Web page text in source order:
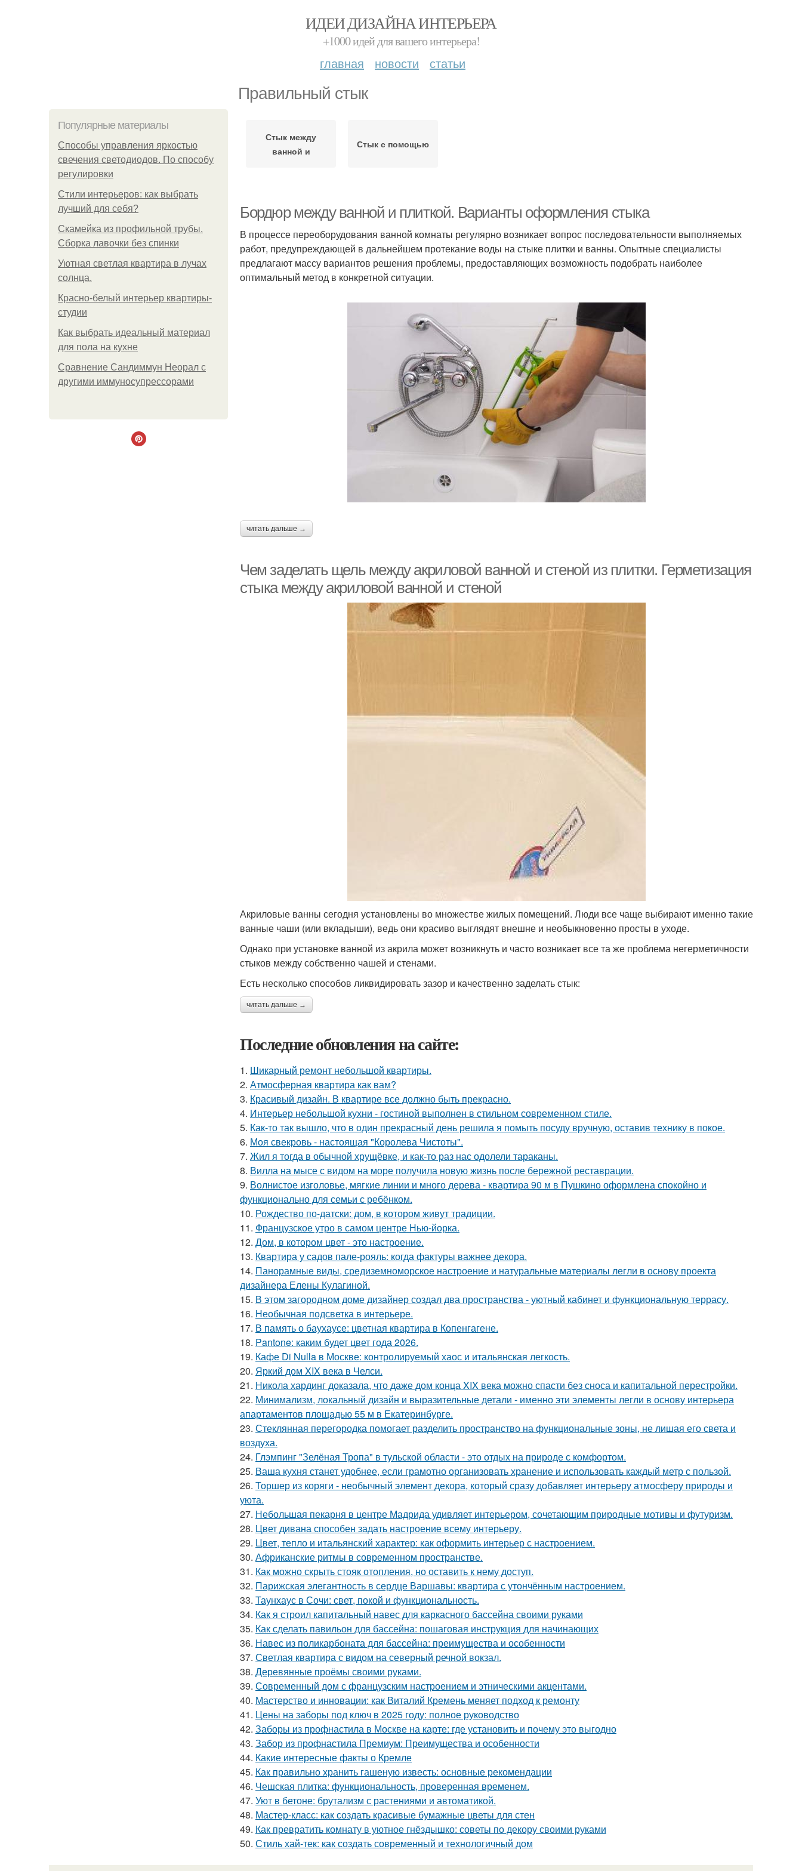
ИДЕИ ДИЗАЙНА ИНТЕРЬЕРА
+1000 идей для вашего интерьера!
главная новости статьи
Правильный стык
Популярные материалы
Способы управления яркостью
свечения светодиодов. По способу
регулировки
Стили интерьеров: как выбрать
лучший для себя?
Скамейка из профильной трубы.
Сборка лавочки без спинки
Уютная светлая квартира в лучах
солнца.
Красно-белый интерьер квартиры-
студии
Как выбрать идеальный материал
для пола на кухне
Сравнение Сандиммун Неорал с
другими иммуносупрессорами
Стык между
ванной и
Стык с помощью
Бордюр между ванной и плиткой. Варианты оформления стыка
В процессе переоборудования ванной комнаты регулярно возникает вопрос последовательности выполняемых
работ, предупреждающей в дальнейшем протекание воды на стыке плитки и ванны. Опытные специалисты
предлагают массу вариантов решения проблемы, предоставляющих возможность подобрать наиболее
оптимальный метод в конкретной ситуации.
читать дальше →
Чем заделать щель между акриловой ванной и стеной из плитки. Герметизация
стыка между акриловой ванной и стеной
Акриловые ванны сегодня установлены во множестве жилых помещений. Люди все чаще выбирают именно такие
ванные чаши (или вкладыши), ведь они красиво выглядят внешне и необыкновенно просты в уходе.
Однако при установке ванной из акрила может возникнуть и часто возникает все та же проблема негерметичности
стыков между собственно чашей и стенами.
Есть несколько способов ликвидировать зазор и качественно заделать стык:
читать дальше →
Последние обновления на сайте:
1. Шикарный ремонт небольшой квартиры.
2. Атмосферная квартира как вам?
3. Красивый дизайн. В квартире все должно быть прекрасно.
4. Интерьер небольшой кухни - гостиной выполнен в стильном современном стиле.
5. Как-то так вышло, что в один прекрасный день решила я помыть посуду вручную, оставив технику в покое.
6. Моя свекровь - настоящая "Королева Чистоты".
7. Жил я тогда в обычной хрущёвке, и как-то раз нас одолели тараканы.
8. Вилла на мысе с видом на море получила новую жизнь после бережной реставрации.
9. Волнистое изголовье, мягкие линии и много дерева - квартира 90 м в Пушкино оформлена спокойно и
функционально для семьи с ребёнком.
10. Рождество по-датски: дом, в котором живут традиции.
11. Французское утро в самом центре Нью-йорка.
12. Дом, в котором цвет - это настроение.
13. Квартира у садов пале-рояль: когда фактуры важнее декора.
14. Панорамные виды, средиземноморское настроение и натуральные материалы легли в основу проекта
дизайнера Елены Кулагиной.
15. В этом загородном доме дизайнер создал два пространства - уютный кабинет и функциональную террасу.
16. Необычная подсветка в интерьере.
17. В память о баухаусе: цветная квартира в Копенгагене.
18. Pantone: каким будет цвет года 2026.
19. Кафе Di Nulla в Москве: контролируемый хаос и итальянская легкость.
20. Яркий дом XIX века в Челси.
21. Никола хардинг доказала, что даже дом конца XIX века можно спасти без сноса и капитальной перестройки.
22. Минимализм, локальный дизайн и выразительные детали - именно эти элементы легли в основу интерьера
апартаментов площадью 55 м в Екатеринбурге.
23. Стеклянная перегородка помогает разделить пространство на функциональные зоны, не лишая его света и
воздуха.
24. Глэмпинг "Зелёная Тропа" в тульской области - это отдых на природе с комфортом.
25. Ваша кухня станет удобнее, если грамотно организовать хранение и использовать каждый метр с пользой.
26. Торшер из коряги - необычный элемент декора, который сразу добавляет интерьеру атмосферу природы и
уюта.
27. Небольшая пекарня в центре Мадрида удивляет интерьером, сочетающим природные мотивы и футуризм.
28. Цвет дивана способен задать настроение всему интерьеру.
29. Цвет, тепло и итальянский характер: как оформить интерьер с настроением.
30. Африканские ритмы в современном пространстве.
31. Как можно скрыть стояк отопления, но оставить к нему доступ.
32. Парижская элегантность в сердце Варшавы: квартира с утончённым настроением.
33. Таунхаус в Сочи: свет, покой и функциональность.
34. Как я строил капитальный навес для каркасного бассейна своими руками
35. Как сделать павильон для бассейна: пошаговая инструкция для начинающих
36. Навес из поликарбоната для бассейна: преимущества и особенности
37. Светлая квартира с видом на северный речной вокзал.
38. Деревянные проёмы своими руками.
39. Современный дом с французским настроением и этническими акцентами.
40. Мастерство и инновации: как Виталий Кремень меняет подход к ремонту
41. Цены на заборы под ключ в 2025 году: полное руководство
42. Заборы из профнастила в Москве на карте: где установить и почему это выгодно
43. Забор из профнастила Премиум: Преимущества и особенности
44. Какие интересные факты о Кремле
45. Как правильно хранить гашеную известь: основные рекомендации
46. Чешская плитка: функциональность, проверенная временем.
47. Уют в бетоне: брутализм с растениями и автоматикой.
48. Мастер-класс: как создать красивые бумажные цветы для стен
49. Как превратить комнату в уютное гнёздышко: советы по декору своими руками
50. Стиль хай-тек: как создать современный и технологичный дом